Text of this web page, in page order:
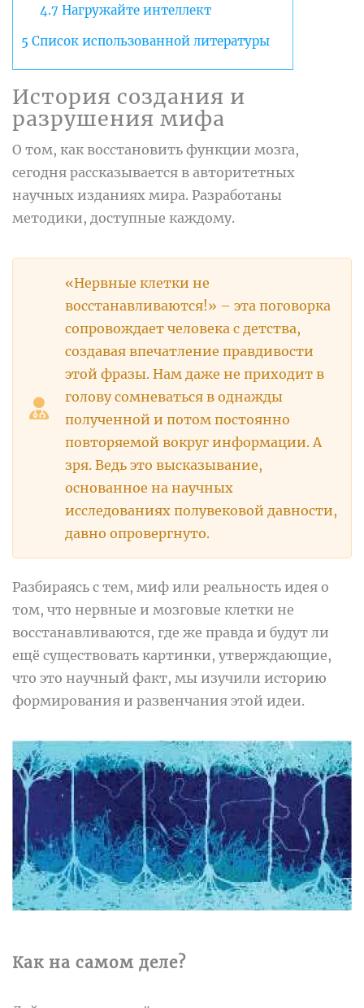
4.7 Нагружайте интеллект
5 Список использованной литературы
История создания и
разрушения мифа
О том, как восстановить функции мозга,
сегодня рассказывается в авторитетных
научных изданиях мира. Разработаны
методики, доступные каждому.
«Нервные клетки не
восстанавливаются!» – эта поговорка
сопровождает человека с детства,
создавая впечатление правдивости
этой фразы. Нам даже не приходит в
голову сомневаться в однажды
полученной и потом постоянно
повторяемой вокруг информации. А
зря. Ведь это высказывание,
основанное на научных
исследованиях полувековой давности,
давно опровергнуто.
Разбираясь с тем, миф или реальность идея о
том, что нервные и мозговые клетки не
восстанавливаются, где же правда и будут ли
ещё существовать картинки, утверждающие,
что это научный факт, мы изучили историю
формирования и развенчания этой идеи.
Как на самом деле?